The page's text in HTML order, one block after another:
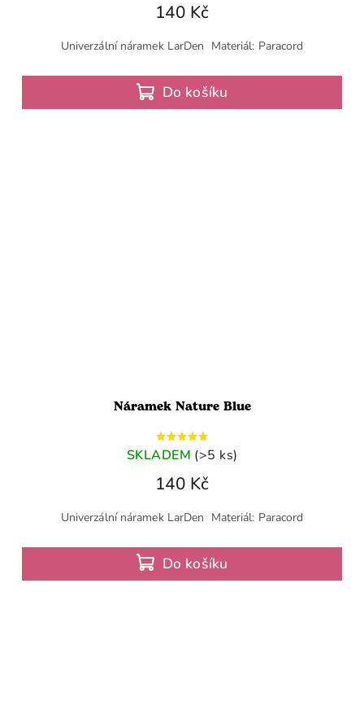
140 Kč
Do košíku
Univerzální náramek LarDen Materiál: Paracord
Náramek Nature Blue
SKLADEM (>5 ks)
140 Kč
Do košíku
Univerzální náramek LarDen Materiál: Paracord